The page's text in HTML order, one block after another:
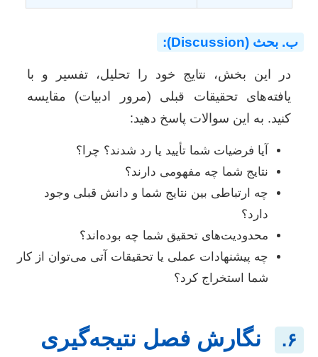
ب. بحث (Discussion):
در این بخش، نتایج خود را تحلیل، تفسیر و با
یافته‌های تحقیقات قبلی (مرور ادبیات) مقایسه
کنید. به این سوالات پاسخ دهید:
آیا فرضیات شما تأیید یا رد شدند؟ چرا؟
نتایج شما چه مفهومی دارند؟
چه ارتباطی بین نتایج شما و دانش قبلی وجود
دارد؟
محدودیت‌های تحقیق شما چه بوده‌اند؟
چه پیشنهادات عملی یا تحقیقات آتی می‌توان از کار
شما استخراج کرد؟
۶.
نگارش فصل نتیجه‌گیری